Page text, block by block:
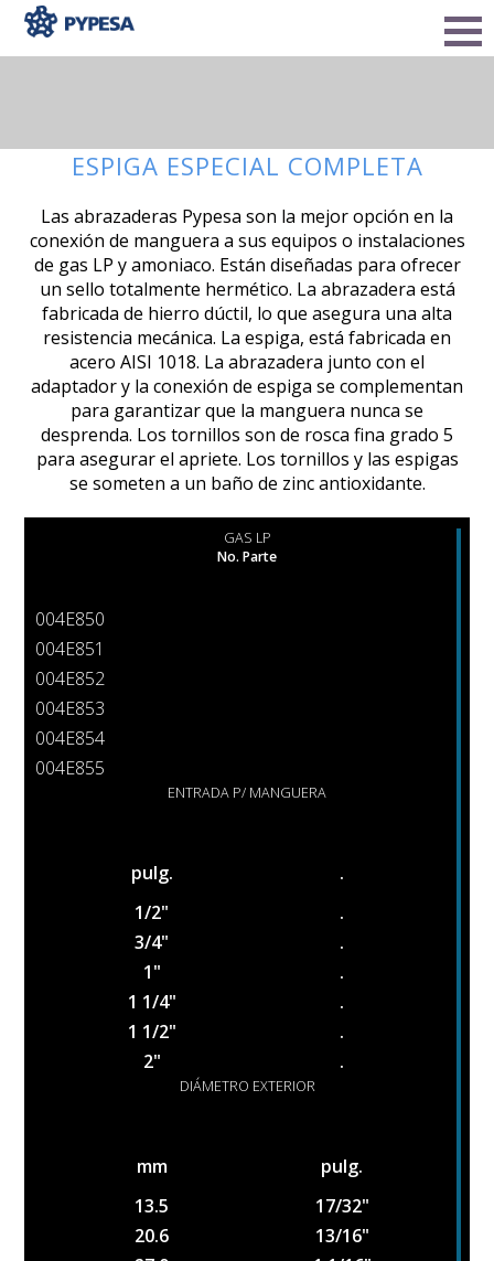
ESPIGA ESPECIAL COMPLETA
Las abrazaderas Pypesa son la mejor opción en la
conexión de manguera a sus equipos o instalaciones
de gas LP y amoniaco. Están diseñadas para ofrecer
un sello totalmente hermético. La abrazadera está
fabricada de hierro dúctil, lo que asegura una alta
resistencia mecánica. La espiga, está fabricada en
acero AISI 1018. La abrazadera junto con el
adaptador y la conexión de espiga se complementan
para garantizar que la manguera nunca se
desprenda. Los tornillos son de rosca fina grado 5
para asegurar el apriete. Los tornillos y las espigas
se someten a un baño de zinc antioxidante.
GAS LP
No. Parte
004E850
004E851
004E852
004E853
004E854
004E855
ENTRADA P/ MANGUERA
pulg.
1/2"
3/4"
1"
1 1/4"
1 1/2"
2"
.
.
.
.
.
.
.
DIÁMETRO EXTERIOR
mm
13.5
20.6
pulg.
17/32"
13/16"